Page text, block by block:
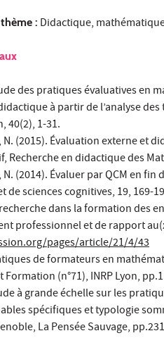
: Didactique,
des pratiques évaluatives en
à partir de l’analyse
40(2), 1-31.
N. (2015). Évaluation externe
Recherche en didactique des
N. (2014). Évaluer par QCM en
de sciences cognitives, 19, 169-
recherche dans la formation des
professionnel et de rapport
pages/article/21/4/43
de formateurs en
(n°71), INRP Lyon,
à grande échelle sur les
spécifiques et typologie
La Pensée Sauvage,